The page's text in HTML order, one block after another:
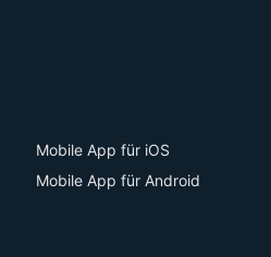
Mobile App für iOS
Mobile App für Android